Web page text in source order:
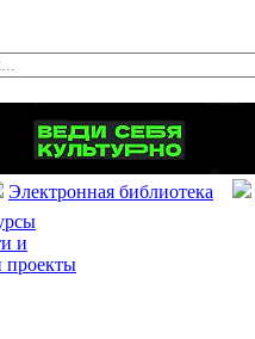
Электронная библиотека
и
проекты